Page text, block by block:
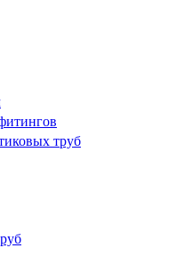
труб